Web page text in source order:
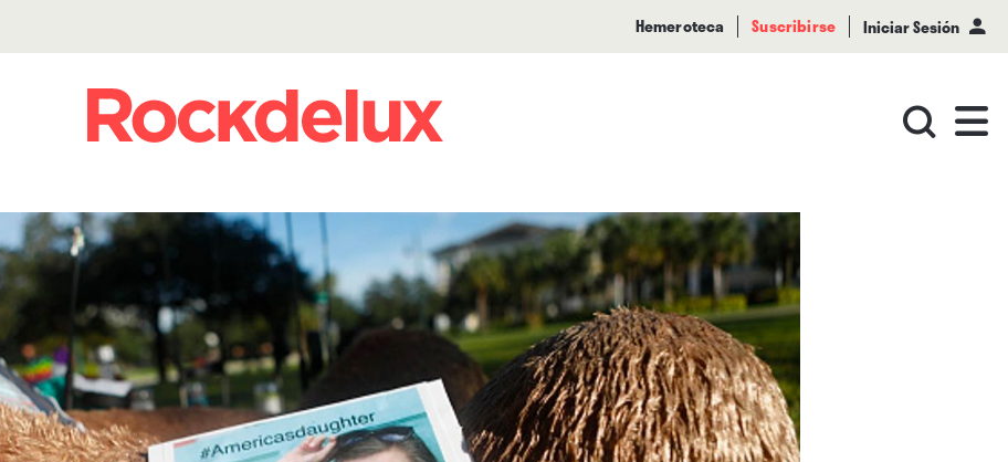
Hemeroteca Suscribirse Iniciar Sesión